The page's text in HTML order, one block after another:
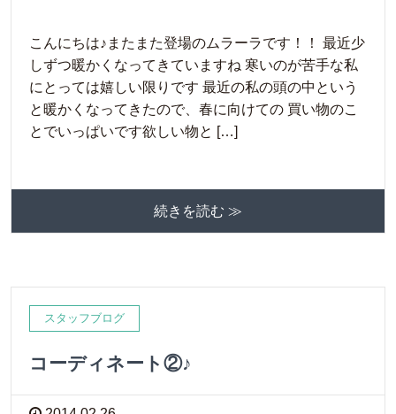
こんにちは♪またまた登場のムラーラです！！ 最近少
しずつ暖かくなってきていますね 寒いのが苦手な私
にとっては嬉しい限りです 最近の私の頭の中という
と暖かくなってきたので、春に向けての 買い物のこ
とでいっぱいです欲しい物と […]
続きを読む ≫
スタッフブログ
コーディネート②♪